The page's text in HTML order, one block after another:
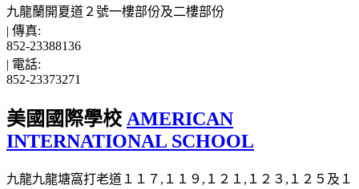
九龍蘭開夏道２號一樓部份及二樓部份
| 傳真:
852-23388136
| 電話:
852-23373271
美國國際學校 AMERICAN
INTERNATIONAL SCHOOL
九龍九龍塘窩打老道１１７,１１９,１２１,１２３,１２５及１